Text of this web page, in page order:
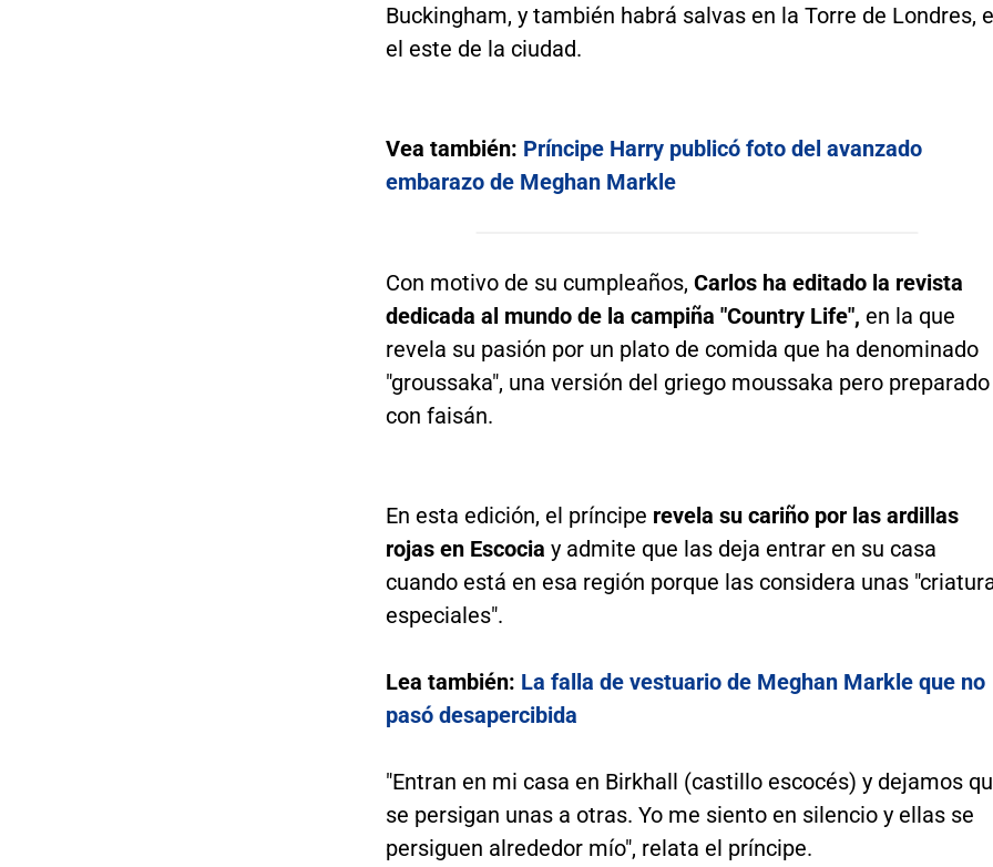
Buckingham, y también habrá salvas en la Torre de Londres,
el este de la ciudad.
Vea también: Príncipe Harry publicó foto del avanzado
embarazo de Meghan Markle
Con motivo de su cumpleaños, Carlos ha editado la revista
dedicada al mundo de la campiña "Country Life", en la que
revela su pasión por un plato de comida que ha denominado
"groussaka", una versión del griego moussaka pero preparado
con faisán.
En esta edición, el príncipe revela su cariño por las ardillas
rojas en Escocia y admite que las deja entrar en su casa
cuando está en esa región porque las considera unas
especiales".
Lea también: La falla de vestuario de Meghan Markle que no
pasó desapercibida
"Entran en mi casa en Birkhall (castillo escocés) y dejamos
se persigan unas a otras. Yo me siento en silencio y ellas se
persiguen alrededor mío", relata el príncipe.